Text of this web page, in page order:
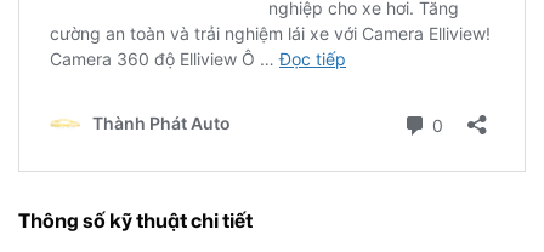
Thông số kỹ thuật chi tiết